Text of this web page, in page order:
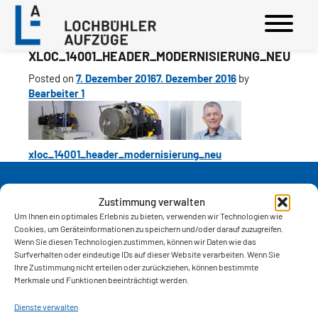
Zustimmung verwalten
Um Ihnen ein optimales Erlebnis zu bieten, verwenden wir Technologien wie
Cookies, um Geräteinformationen zu speichern und/oder darauf zuzugreifen.
Wenn Sie diesen Technologien zustimmen, können wir Daten wie das
Surfverhalten oder eindeutige IDs auf dieser Website verarbeiten. Wenn Sie
Ihre Zustimmung nicht erteilen oder zurückziehen, können bestimmte
Merkmale und Funktionen beeinträchtigt werden.
Dienste verwalten
XLOC_14001_HEADER_MODERNISIERUNG_NEU
Posted on 7. Dezember 20167. Dezember 2016 by
Bearbeiter 1
BEITRAGS-
xloc_14001_header_modernisierung_neu
LOCHBÜHLER AUFZÜGE GMBH
Lembacher Straße 10
68229 Mannheim
Telefon0621 47098-0
info@lochbuehler.de
AUFZUGSMUSEUM